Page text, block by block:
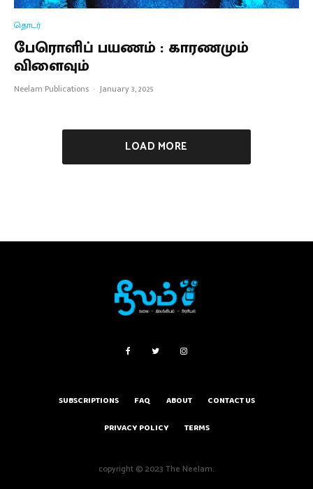
தொடர்
பேரொளிப் பயணம் : காரணமும்
விளைவும்
Neelam Publications · January 3, 2025
LOAD MORE
SUBSCRIPTIONS FAQ ABOUT CONTACT US
PRIVACY POLICY TERMS
copyright © 2023 The Neelam.